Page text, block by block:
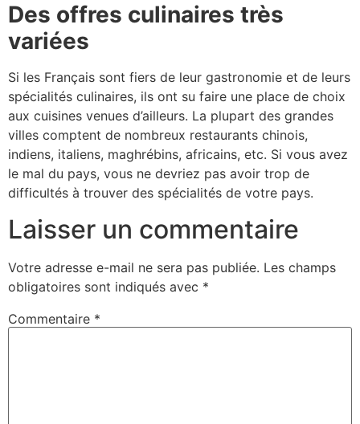
Des offres culinaires très
variées
Si les Français sont fiers de leur gastronomie et de leurs
spécialités culinaires, ils ont su faire une place de choix
aux cuisines venues d’ailleurs. La plupart des grandes
villes comptent de nombreux restaurants chinois,
indiens, italiens, maghrébins, africains, etc. Si vous avez
le mal du pays, vous ne devriez pas avoir trop de
difficultés à trouver des spécialités de votre pays.
Laisser un commentaire
Votre adresse e-mail ne sera pas publiée. Les champs
obligatoires sont indiqués avec *
Commentaire *